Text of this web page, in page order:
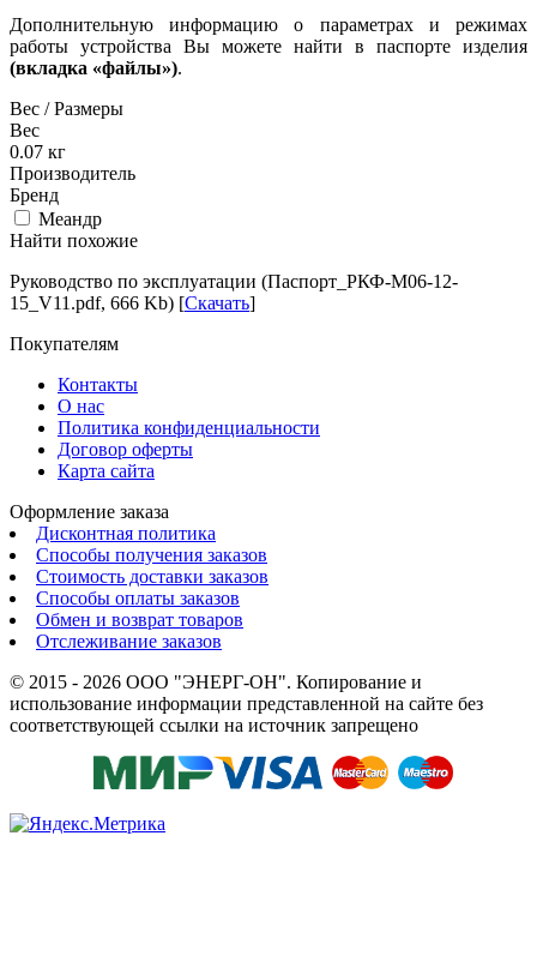
Дополнительную информацию о параметрах и режимах
работы устройства Вы можете найти в паспорте изделия
(вкладка «файлы»).
Вес / Размеры
Вес
0.07 кг
Производитель
Бренд
Меандр
Найти похожие
Руководство по эксплуатации (Паспорт_РКФ-М06-12-
15_V11.pdf, 666 Kb) [Скачать]
Покупателям
Контакты
О нас
Политика конфиденциальности
Договор оферты
Карта сайта
Оформление заказа
Дисконтная политика
Способы получения заказов
Стоимость доставки заказов
Способы оплаты заказов
Обмен и возврат товаров
Отслеживание заказов
© 2015 - 2026 ООО "ЭНЕРГ-ОН". Копирование и
использование информации представленной на сайте без
соответствующей ссылки на источник запрещено